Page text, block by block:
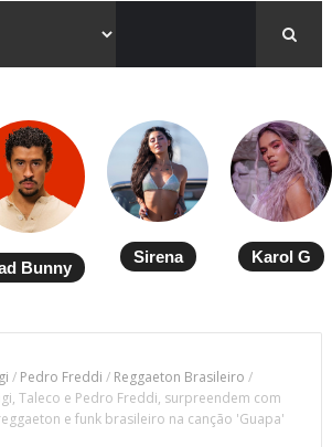
Bunny
Sirena Karol G
/ Pedro Freddi / Reggaeton Brasileiro /
Taleco e Pedro Freddi, surpreendem com
e funk brasileiro na canção 'Guapa'